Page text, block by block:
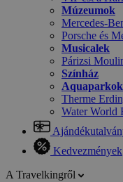
Múzeumok
Mercedes-
Porsche és
Musicalek
Párizsi
Színház
Aquaparkok
Therme
Water World
Kedvezmények
A Travelkingről